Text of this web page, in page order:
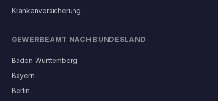
Krankenversicherung
GEWERBEAMT NACH BUNDESLAND
Baden-Württemberg
Bayern
Berlin